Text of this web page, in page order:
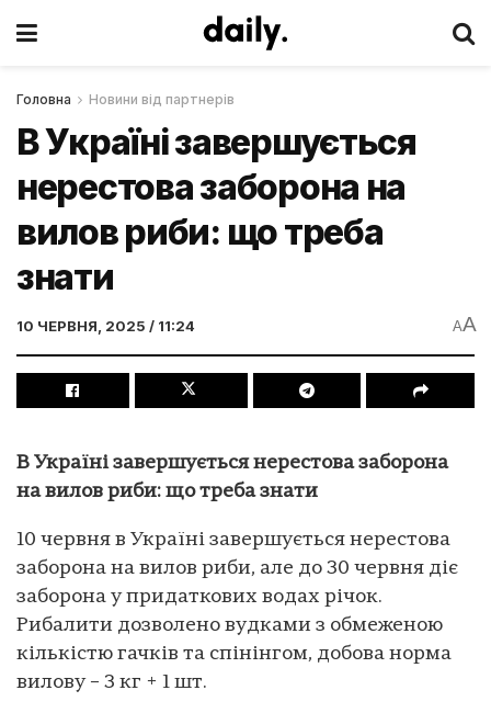
Головна Новини від партнерів
В Україні завершується
нерестова заборона на
вилов риби: що треба
знати
10 ЧЕРВНЯ, 2025 / 11:24 AA
В Україні завершується нерестова заборона
на вилов риби: що треба знати
10 червня в Україні завершується нерестова
заборона на вилов риби, але до 30 червня діє
заборона у придаткових водах річок.
Рибалити дозволено вудками з обмеженою
кількістю гачків та спінінгом, добова норма
вилову – 3 кг + 1 шт.